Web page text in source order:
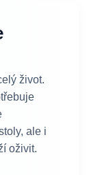
život.
ale i
oživit.